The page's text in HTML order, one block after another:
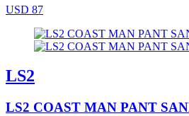
USD 87
LS2
LS2 COAST MAN PANT